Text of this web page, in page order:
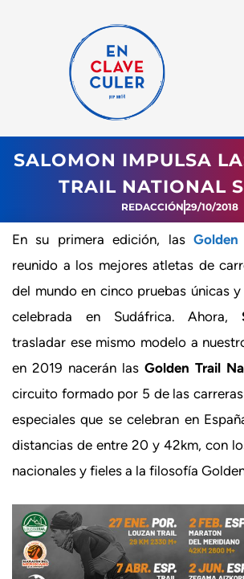
SALOMON IMPULSA
TRAIL NATIONAL
REDACCIÓN 29/10/2018
En su primera edición, las Golden
reunido a los mejores atletas de
del mundo en cinco pruebas únicas
celebrada en Sudáfrica. Ahora,
trasladar ese mismo modelo a
en 2019 nacerán las Golden Trail
circuito formado por 5 de las
especiales que se celebran en
distancias de entre 20 y 42km, con
nacionales y fieles a la filosofía